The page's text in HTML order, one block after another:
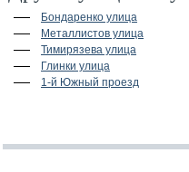
Бондаренко улица
Металлистов улица
Тимирязева улица
Глинки улица
1-й Южный проезд